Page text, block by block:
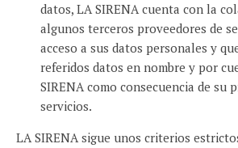
datos, LA SIRENA cuenta con la
algunos terceros proveedores de
acceso a sus datos personales y
referidos datos en nombre y por
SIRENA como consecuencia de su
servicios.
LA SIRENA sigue unos criterios